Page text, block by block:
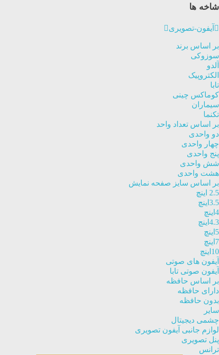
شاخه ها
آیفون-تصویری
بر اساس برند
سوزوکی
آلدو
الکتروپیک
تابا
کوماکس چینی
سیماران
تکنما
بر اساس تعداد واحد
دو واحدی
چهار واحدی
پنج واحدی
شش واحدی
هشت واحدی
بر اساس سایز صفحه نمایش
2.5 اینچ
3.5اینچ
4اینچ
4.3اینچ
5اینچ
7اینچ
10اینچ
آیفون های صوتی
آیفون صوتی تابا
بر اساس حافظه
دارای حافظه
بدون حافظه
سایر
چشمی دیجیتال
لوازم جانبی آیفون تصویری
پنل تصویری
ترانس